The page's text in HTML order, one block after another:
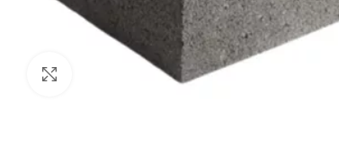
Haga Click para agrandar